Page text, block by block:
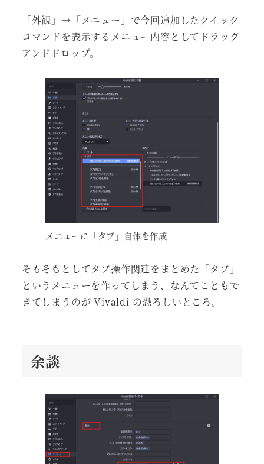
「外観」→「メニュー」で今回追加したクイック
コマンドを表示するメニュー内容としてドラッグ
アンドドロップ。
メニューに「タブ」自体を作成
そもそもとしてタブ操作関連をまとめた「タブ」
というメニューを作ってしまう、なんてこともで
きてしまうのが Vivaldi の恐ろしいところ。
余談